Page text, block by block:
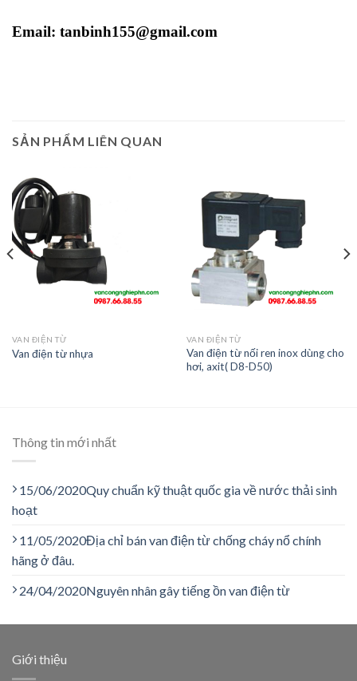
Email: tanbinh155@gmail.com
SẢN PHẨM LIÊN QUAN
VAN ĐIỆN TỪ
Van điện từ nhựa
VAN ĐIỆN TỪ
Van điện từ nối ren inox dùng cho
hơi, axit( D8-D50)
Thông tin mới nhất
15/06/2020Quy chuẩn kỹ thuật quốc gia về nước thải sinh
hoạt
11/05/2020Địa chỉ bán van điện từ chống cháy nổ chính
hãng ở đâu.
24/04/2020Nguyên nhân gây tiếng ồn van điện từ
Giới thiệu